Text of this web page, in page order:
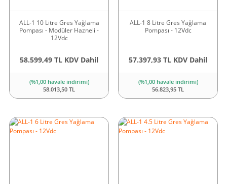
ALL-1 10 Litre Gres Yağlama
Pompası - Modüler Hazneli -
12Vdc
58.599,49 TL KDV Dahil
(%1,00 havale indirimi)
58.013,50 TL
ALL-1 8 Litre Gres Yağlama
Pompası - 12Vdc
57.397,93 TL KDV Dahil
(%1,00 havale indirimi)
56.823,95 TL